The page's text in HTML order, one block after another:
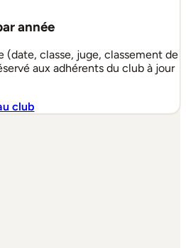
année
(date, classe, juge, classement de
aux adhérents du club à jour
club